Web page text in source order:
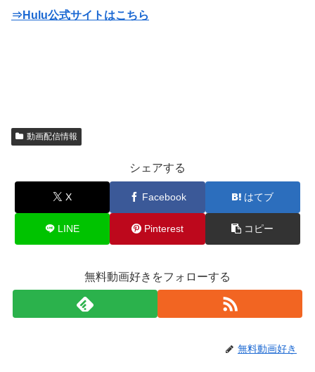
⇒Hulu公式サイトはこちら
動画配信情報
シェアする
X Facebook はてブ
LINE Pinterest コピー
無料動画好きをフォローする
無料動画好き